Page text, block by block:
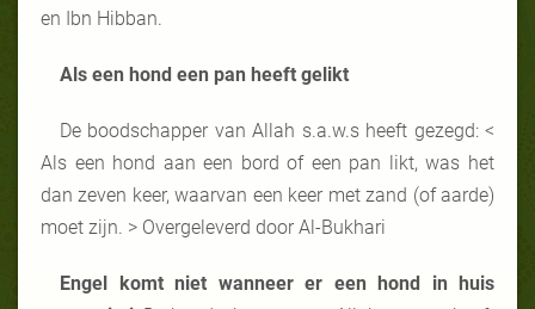
en Ibn Hibban.
Als een hond een pan heeft gelikt
De boodschapper van Allah s.a.w.s heeft gezegd: <
Als een hond aan een bord of een pan likt, was het
dan zeven keer, waarvan een keer met zand (of aarde)
moet zijn. > Overgeleverd door Al-Bukhari
Engel komt niet wanneer er een hond in huis